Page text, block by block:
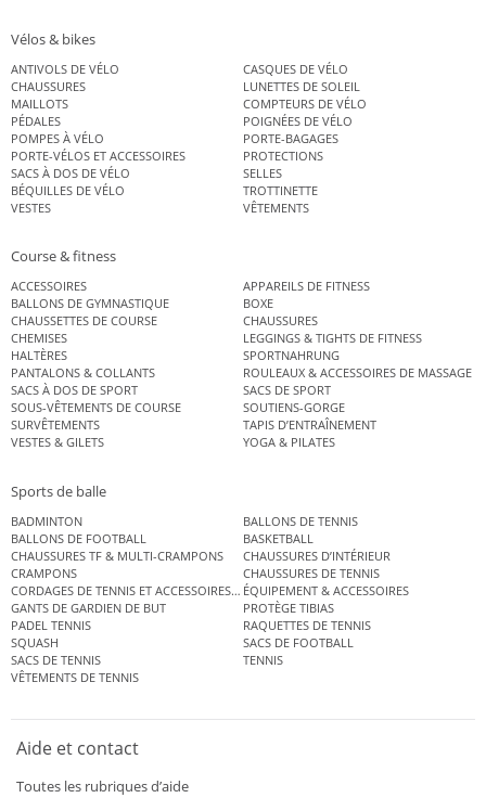
Vélos & bikes
ANTIVOLS DE VÉLO
CASQUES DE VÉLO
CHAUSSURES
LUNETTES DE SOLEIL
MAILLOTS
COMPTEURS DE VÉLO
PÉDALES
POIGNÉES DE VÉLO
POMPES À VÉLO
PORTE-BAGAGES
PORTE-VÉLOS ET ACCESSOIRES
PROTECTIONS
SACS À DOS DE VÉLO
SELLES
BÉQUILLES DE VÉLO
TROTTINETTE
VESTES
VÊTEMENTS
Course & fitness
ACCESSOIRES
APPAREILS DE FITNESS
BALLONS DE GYMNASTIQUE
BOXE
CHAUSSETTES DE COURSE
CHAUSSURES
CHEMISES
LEGGINGS & TIGHTS DE FITNESS
HALTÈRES
SPORTNAHRUNG
PANTALONS & COLLANTS
ROULEAUX & ACCESSOIRES DE MASSAGE
SACS À DOS DE SPORT
SACS DE SPORT
SOUS-VÊTEMENTS DE COURSE
SOUTIENS-GORGE
SURVÊTEMENTS
TAPIS D’ENTRAÎNEMENT
VESTES & GILETS
YOGA & PILATES
Sports de balle
BADMINTON
BALLONS DE TENNIS
BALLONS DE FOOTBALL
BASKETBALL
CHAUSSURES TF & MULTI-CRAMPONS
CHAUSSURES D’INTÉRIEUR
CRAMPONS
CHAUSSURES DE TENNIS
CORDAGES DE TENNIS ET ACCESSOIRES DE TENNISÉQUIPEMENT & ACCESSOIRES
GANTS DE GARDIEN DE BUT
PROTÈGE TIBIAS
PADEL TENNIS
RAQUETTES DE TENNIS
SQUASH
SACS DE FOOTBALL
SACS DE TENNIS
TENNIS
VÊTEMENTS DE TENNIS
Aide et contact
Toutes les rubriques d’aide